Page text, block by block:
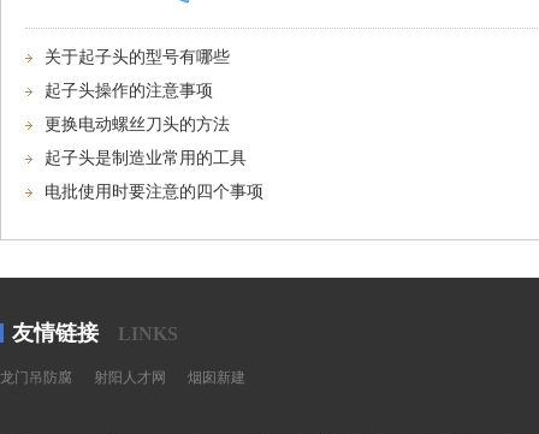
关于起子头的型号有哪些
起子头操作的注意事项
更换电动螺丝刀头的方法
起子头是制造业常用的工具
电批使用时要注意的四个事项
友情链接 LINKS
龙门吊防腐 射阳人才网 烟囱新建